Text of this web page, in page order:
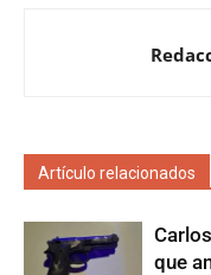
Artículo relacionados
que